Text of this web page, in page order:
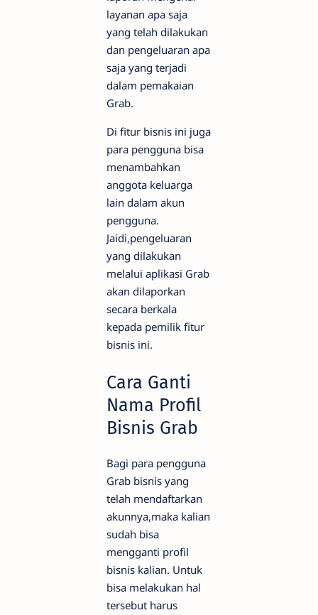
layanan apa saja
yang telah dilakukan
dan pengeluaran apa
saja yang terjadi
dalam pemakaian
Grab.
Di fitur bisnis ini juga
para pengguna bisa
menambahkan
anggota keluarga
lain dalam akun
pengguna.
Jaidi,pengeluaran
yang dilakukan
melalui aplikasi Grab
akan dilaporkan
secara berkala
kepada pemilik fitur
bisnis ini.
Cara Ganti
Nama Profil
Bisnis Grab
Bagi para pengguna
Grab bisnis yang
telah mendaftarkan
akunnya,maka kalian
sudah bisa
mengganti profil
bisnis kalian. Untuk
bisa melakukan hal
tersebut harus